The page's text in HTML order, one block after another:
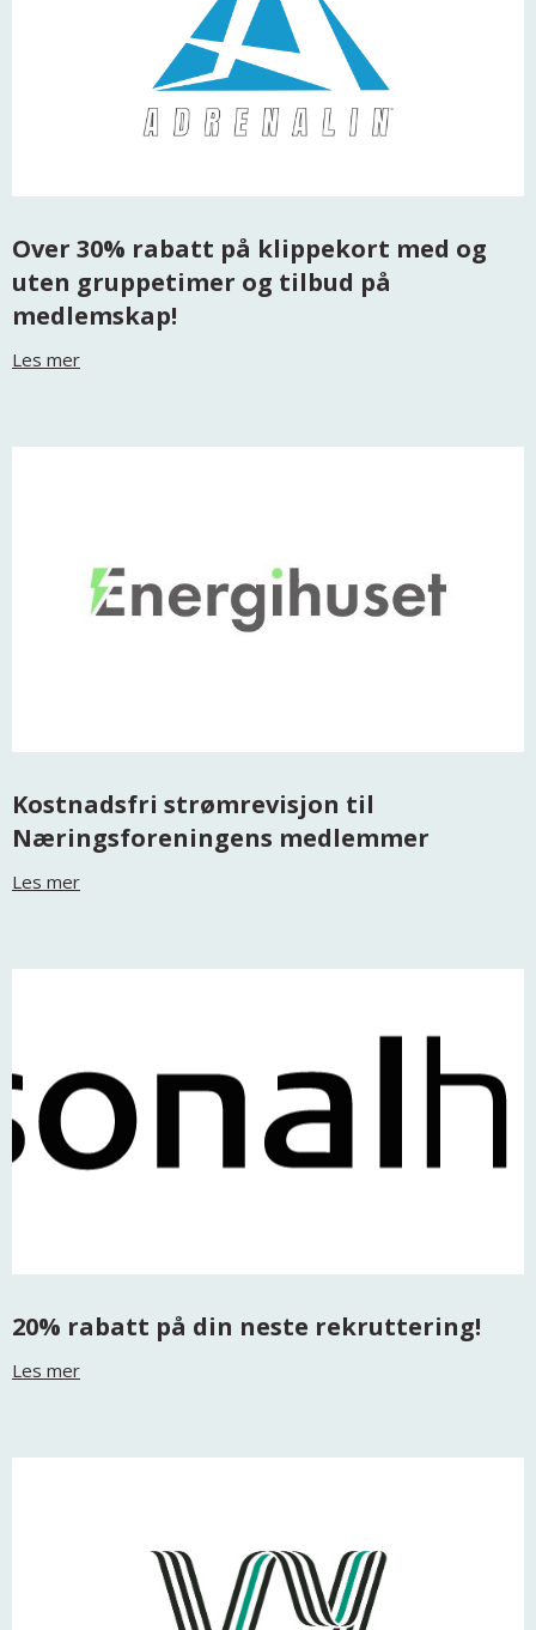
Over 30% rabatt på klippekort med og
uten gruppetimer og tilbud på
medlemskap!
Les mer
Kostnadsfri strømrevisjon til
Næringsforeningens medlemmer
Les mer
20% rabatt på din neste rekruttering!
Les mer